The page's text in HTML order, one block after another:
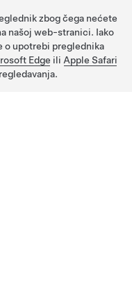
zbog čega nećete
našoj web-stranici. Iako
o upotrebi preglednika
Edge ili Apple Safari